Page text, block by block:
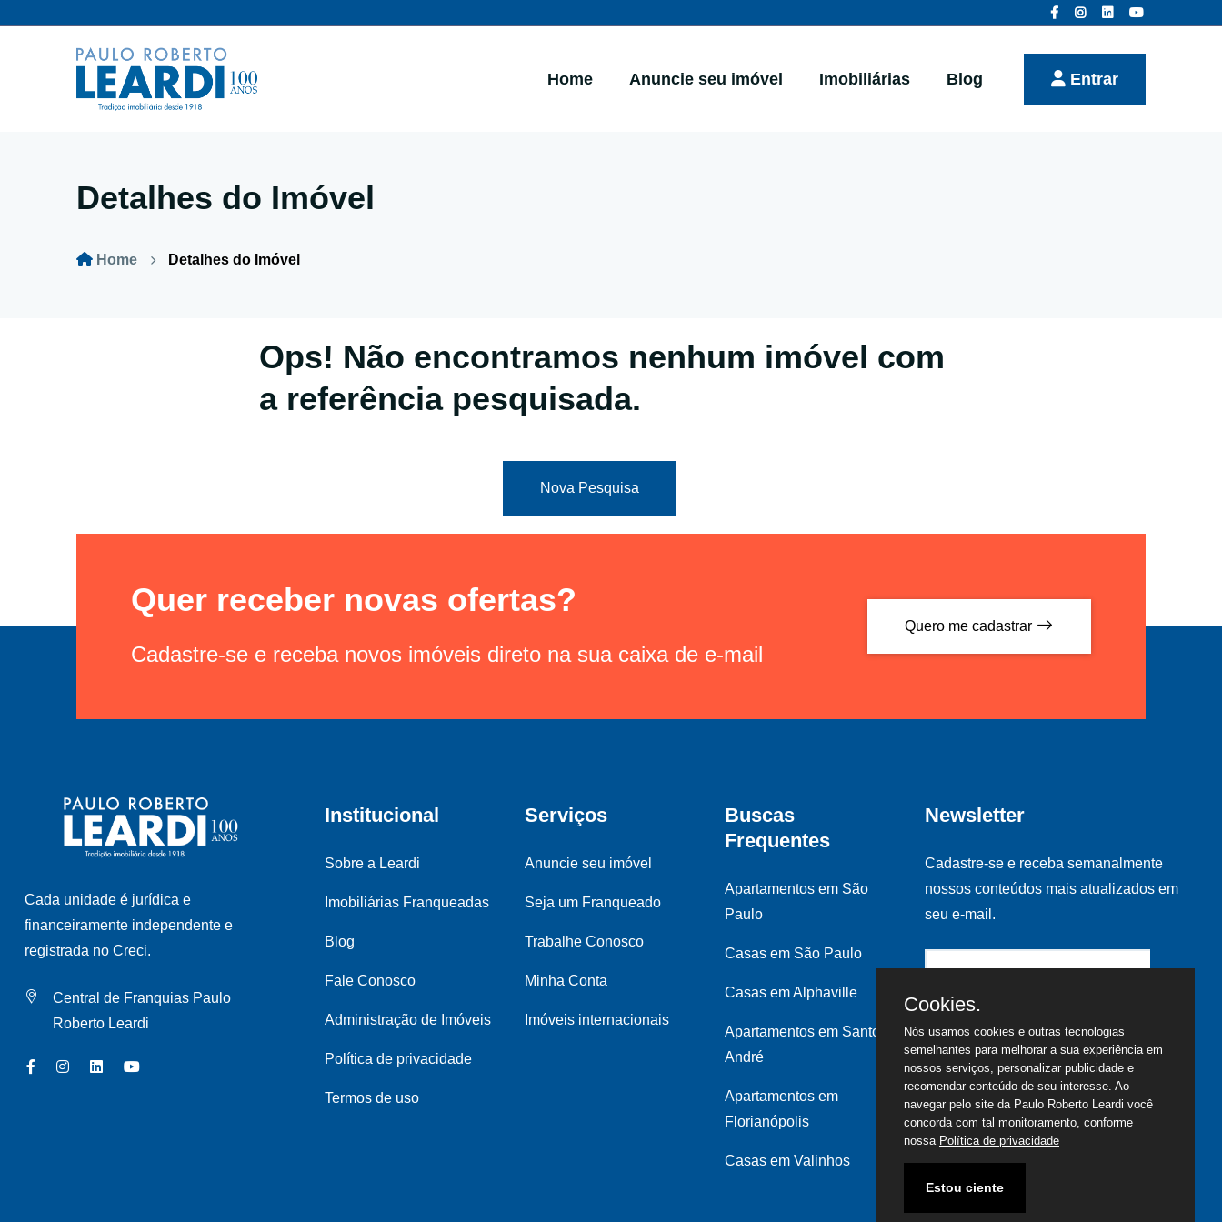
Home Anuncie seu imóvel Imobiliárias Blog Entrar
Detalhes do Imóvel
Home Detalhes do Imóvel
Ops! Não encontramos nenhum imóvel com
a referência pesquisada.
Nova Pesquisa
Quer receber novas ofertas?
Cadastre-se e receba novos imóveis direto na sua caixa de e-mail
Quero me cadastrar
Cada unidade é jurídica e
financeiramente independente e
registrada no Creci.
Central de Franquias Paulo
Roberto Leardi
Institucional
Sobre a Leardi
Imobiliárias Franqueadas
Blog
Fale Conosco
Administração de Imóveis
Política de privacidade
Termos de uso
Serviços
Anuncie seu imóvel
Seja um Franqueado
Trabalhe Conosco
Minha Conta
Imóveis internacionais
Buscas
Frequentes
Apartamentos em São
Paulo
Casas em São Paulo
Casas em Alphaville
Apartamentos em Santo
André
Apartamentos em
Florianópolis
Casas em Valinhos
Newsletter
Cadastre-se e receba semanalmente
nossos conteúdos mais atualizados em
seu e-mail.
Cookies.
Nós usamos cookies e outras tecnologias
semelhantes para melhorar a sua experiência em
nossos serviços, personalizar publicidade e
recomendar conteúdo de seu interesse. Ao
navegar pelo site da Paulo Roberto Leardi você
concorda com tal monitoramento, conforme
nossa Política de privacidade
Estou ciente